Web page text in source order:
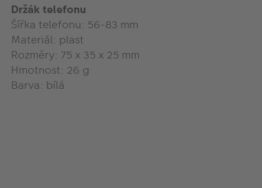
Držák telefonu
Šířka telefonu: 56-83 mm
Materiál: plast
Rozměry: 75 x 35 x 25 mm
Hmotnost: 26 g
Barva: bílá